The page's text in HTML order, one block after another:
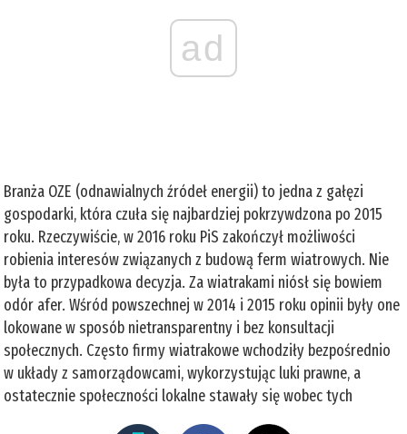
ad
Branża OZE (odnawialnych źródeł energii) to jedna z gałęzi
gospodarki, która czuła się najbardziej pokrzywdzona po 2015
roku. Rzeczywiście, w 2016 roku PiS zakończył możliwości
robienia interesów związanych z budową ferm wiatrowych. Nie
była to przypadkowa decyzja. Za wiatrakami niósł się bowiem
odór afer. Wśród powszechnej w 2014 i 2015 roku opinii były one
lokowane w sposób nietransparentny i bez konsultacji
społecznych. Często firmy wiatrakowe wchodziły bezpośrednio
w układy z samorządowcami, wykorzystując luki prawne, a
ostatecznie społeczności lokalne stawały się wobec tych